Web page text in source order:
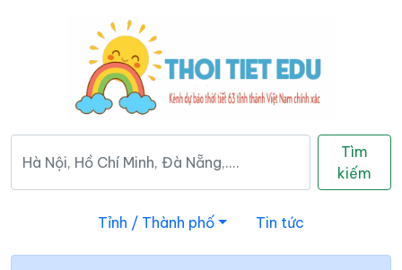
Tìm
kiếm
Tỉnh / Thành phố Tin tức